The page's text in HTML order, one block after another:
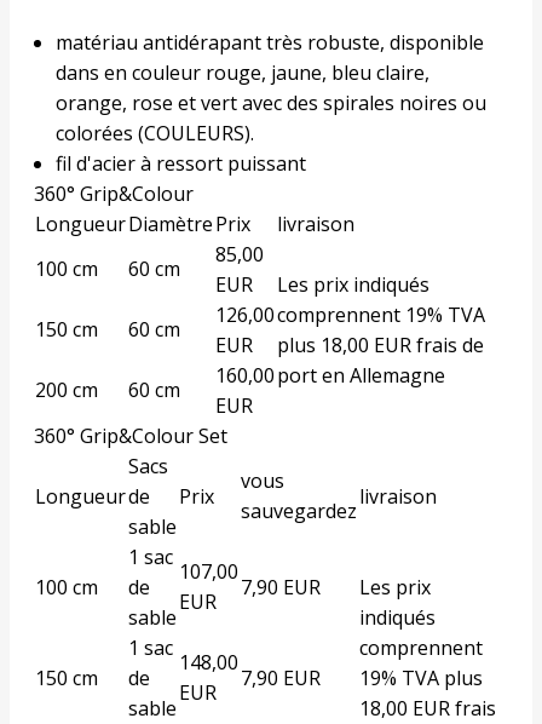
matériau antidérapant très robuste, disponible
dans en couleur rouge, jaune, bleu claire,
orange, rose et vert avec des spirales noires ou
colorées (COULEURS).
fil d'acier à ressort puissant
360° Grip&Colour
LongueurDiamètrePrix
livraison
100 cm
60 cm
85,00
EUR
Les prix indiqués
comprennent 19% TVA
plus 18,00 EUR frais de
port en Allemagne
150 cm 60 cm
126,00
EUR
200 cm
60 cm
160,00
EUR
360° Grip&Colour Set
Longueur
Sacs
de
sable
Prix
vous
sauvegardez
livraison
100 cm
1 sac
de
sable
107,00
EUR
7,90 EUR
Les prix
indiqués
comprennent
19% TVA plus
18,00 EUR frais
150 cm
1 sac
de
sable
148,00
EUR
7,90 EUR